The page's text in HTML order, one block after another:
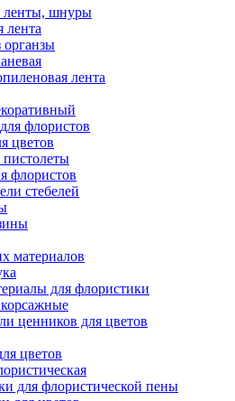
ленты, шнуры
лента
органзы
лента
флористов
цветов
флористов
стебелей
материалов
для флористики
ценников для цветов
цветов
для флористической пены